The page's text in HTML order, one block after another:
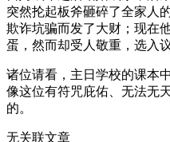
突然抡起板斧砸碎了全家人
欺诈坑骗而发了大财；现在
蛋，然而却受人敬重，选入议
诸位请看，主日学校的课本
像这位有符咒庇佑、无法无
的。
无关联文章